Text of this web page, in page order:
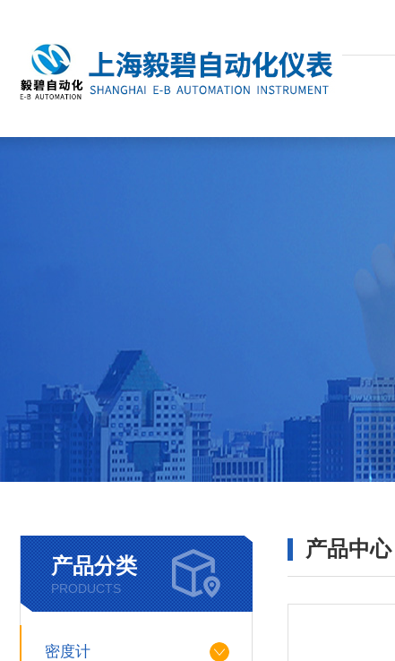
产品分类
PRODUCTS
密度计
产品中心